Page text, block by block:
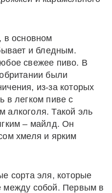
в основном
и бледным.
свежее пиво. В
были
из-за которых
в легком пиве с
алкоголя. Такой эль
– майлд. Он
хмеля и ярким
сорта эля, которые
между собой. Первым в